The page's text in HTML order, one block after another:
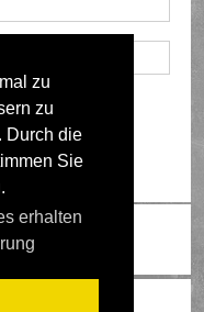
zu
zu
Durch die
Sie
erhalten